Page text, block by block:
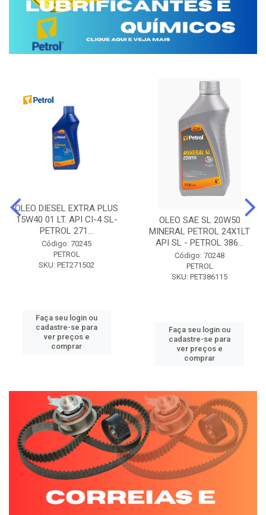
OLEO DIESEL EXTRA PLUS
15W40 01 LT. API CI-4 SL-
PETROL 271...
Código: 70245
PETROL
SKU: PET271502
Faça seu login ou
cadastre-se para
ver preços e
comprar
OLEO SAE SL 20W50
MINERAL PETROL 24X1LT
API SL - PETROL 386...
Código: 70248
PETROL
SKU: PET386115
Faça seu login ou
cadastre-se para
ver preços e
comprar